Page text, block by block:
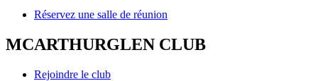
Réservez une salle de réunion
MCARTHURGLEN CLUB
Rejoindre le club